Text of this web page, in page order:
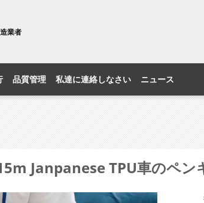
業者
品質管理 私達に連絡しなさい ニュース
Janpanese TPU車のペン